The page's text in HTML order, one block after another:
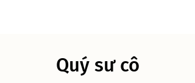
Quý sư cô